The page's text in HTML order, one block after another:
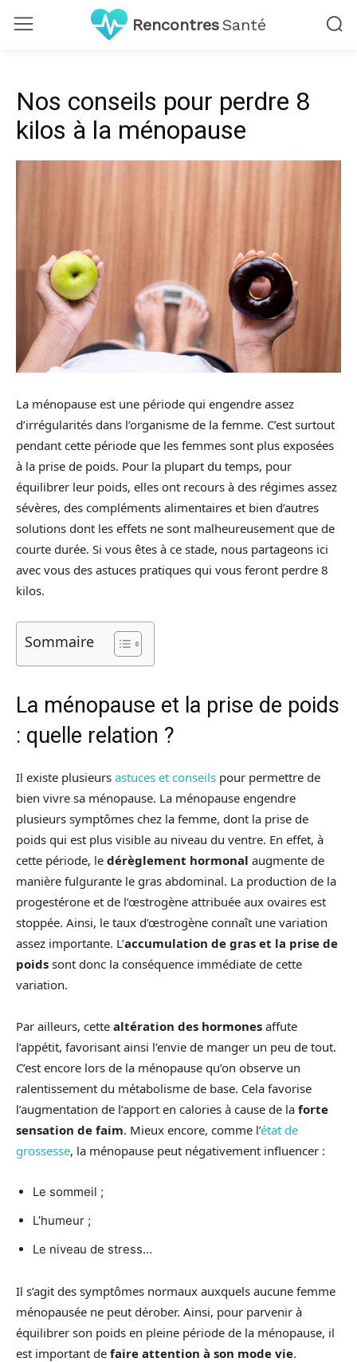
RencontresSanté
Nos conseils pour perdre 8
kilos à la ménopause
La ménopause est une période qui engendre assez
d’irrégularités dans l’organisme de la femme. C’est surtout
pendant cette période que les femmes sont plus exposées
à la prise de poids. Pour la plupart du temps, pour
équilibrer leur poids, elles ont recours à des régimes assez
sévères, des compléments alimentaires et bien d’autres
solutions dont les effets ne sont malheureusement que de
courte durée. Si vous êtes à ce stade, nous partageons ici
avec vous des astuces pratiques qui vous feront perdre 8
kilos.
Sommaire
La ménopause et la prise de poids
: quelle relation ?
Il existe plusieurs astuces et conseils pour permettre de
bien vivre sa ménopause. La ménopause engendre
plusieurs symptômes chez la femme, dont la prise de
poids qui est plus visible au niveau du ventre. En effet, à
cette période, le dérèglement hormonal augmente de
manière fulgurante le gras abdominal. La production de la
progestérone et de l’œstrogène attribuée aux ovaires est
stoppée. Ainsi, le taux d’œstrogène connaît une variation
assez importante. L’accumulation de gras et la prise de
poids sont donc la conséquence immédiate de cette
variation.
Par ailleurs, cette altération des hormones affute
l’appétit, favorisant ainsi l’envie de manger un peu de tout.
C’est encore lors de la ménopause qu’on observe un
ralentissement du métabolisme de base. Cela favorise
l’augmentation de l’apport en calories à cause de la forte
sensation de faim. Mieux encore, comme l’état de
grossesse, la ménopause peut négativement influencer :
Le sommeil ;
L’humeur ;
Le niveau de stress…
Il s’agit des symptômes normaux auxquels aucune femme
ménopausée ne peut dérober. Ainsi, pour parvenir à
équilibrer son poids en pleine période de la ménopause, il
est important de faire attention à son mode vie.